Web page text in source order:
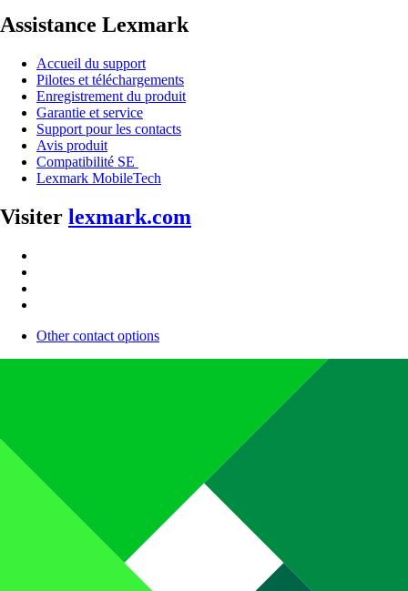
Assistance Lexmark
Accueil du support
Pilotes et téléchargements
Enregistrement du produit
Garantie et service
Support pour les contacts
Avis produit
Compatibilité SE
Lexmark MobileTech
Visiter lexmark.com
Other contact options